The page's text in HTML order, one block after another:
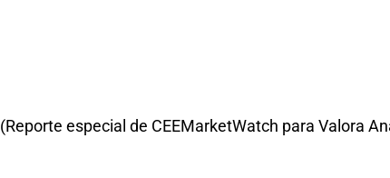
(Reporte especial de CEEMarketWatch para Valora